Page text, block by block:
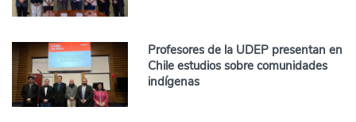
Profesores de la UDEP presentan en
Chile estudios sobre comunidades
indígenas